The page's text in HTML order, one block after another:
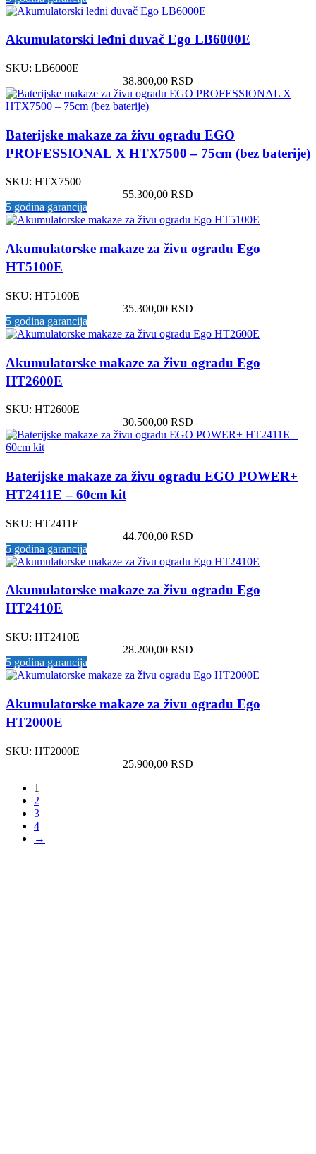
Akumulatorski leđni duvač Ego LB6000E
SKU: LB6000E
38.800,00 RSD
Baterijske makaze za živu ogradu EGO
PROFESSIONAL X HTX7500 – 75cm (bez baterije)
SKU: HTX7500
55.300,00 RSD
5 godina garancija
Akumulatorske makaze za živu ogradu Ego
HT5100E
SKU: HT5100E
35.300,00 RSD
5 godina garancija
Akumulatorske makaze za živu ogradu Ego
HT2600E
SKU: HT2600E
30.500,00 RSD
Baterijske makaze za živu ogradu EGO POWER+
HT2411E – 60cm kit
SKU: HT2411E
44.700,00 RSD
5 godina garancija
Akumulatorske makaze za živu ogradu Ego
HT2410E
SKU: HT2410E
28.200,00 RSD
5 godina garancija
Akumulatorske makaze za živu ogradu Ego
HT2000E
SKU: HT2000E
25.900,00 RSD
1
2
3
4
→